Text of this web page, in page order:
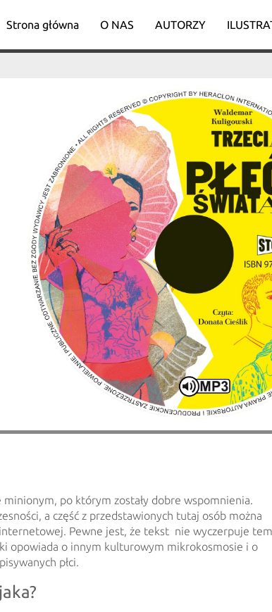
Strona główna O NAS
AUTORZY
Katarzyna Jackowska-
Nika
minionym, po którym zostały dobre wspomnienia.
a część z przedstawionych tutaj osób można
Pewne jest, że tekst nie wyczerpuje
opowiada o innym kulturowym mikrokosmosie i o
płci.